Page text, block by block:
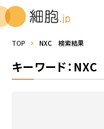
TOP NXC 検索結果
キーワード：NXC